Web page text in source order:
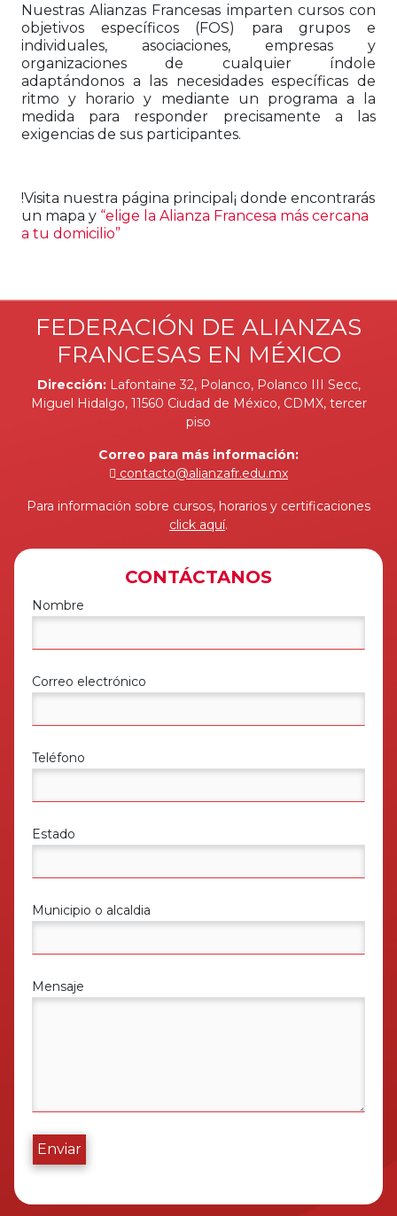
Nuestras Alianzas Francesas imparten cursos con
objetivos específicos (FOS) para grupos e
individuales, asociaciones, empresas y
organizaciones de cualquier índole
adaptándonos a las necesidades específicas de
ritmo y horario y mediante un programa a la
medida para responder precisamente a las
exigencias de sus participantes.
!Visita nuestra página principal¡ donde encontrarás
un mapa y “elige la Alianza Francesa más cercana
a tu domicilio”
FEDERACIÓN DE ALIANZAS
FRANCESAS EN MÉXICO
Dirección: Lafontaine 32, Polanco, Polanco III Secc,
Miguel Hidalgo, 11560 Ciudad de México, CDMX, tercer
piso
Correo para más información:
contacto@alianzafr.edu.mx
Para información sobre cursos, horarios y certificaciones
click aquí.
CONTÁCTANOS
Nombre
Correo electrónico
Teléfono
Estado
Municipio o alcaldia
Mensaje
Enviar